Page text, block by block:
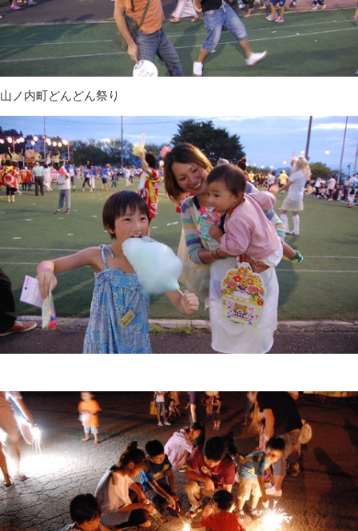
山ノ内町どんどん祭り